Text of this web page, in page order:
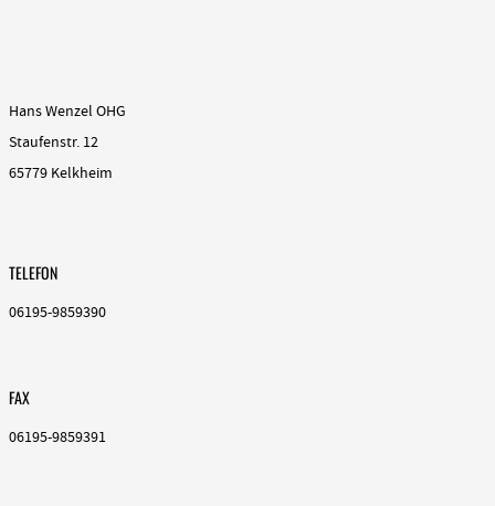
Hans Wenzel OHG
Staufenstr. 12
65779 Kelkheim
TELEFON
06195-9859390
FAX
06195-9859391